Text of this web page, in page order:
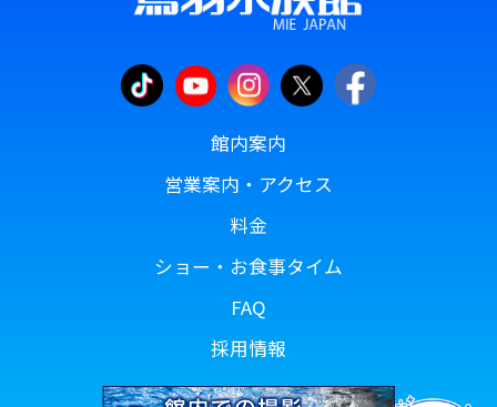
館内案内
営業案内・アクセス
料金
ショー・お食事タイム
FAQ
採用情報